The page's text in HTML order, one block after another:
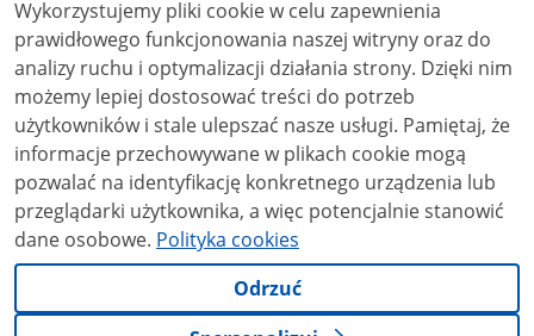
niekomercyjne - bez utworów zależnych 4.0 (CC BY-
NC-ND 4.0), o ile nie jest to stwierdzone inaczej.
Wykorzystujemy pliki cookie w celu zapewnienia
prawidłowego funkcjonowania naszej witryny oraz do
analizy ruchu i optymalizacji działania strony. Dzięki nim
możemy lepiej dostosować treści do potrzeb
użytkowników i stale ulepszać nasze usługi. Pamiętaj, że
informacje przechowywane w plikach cookie mogą
pozwalać na identyfikację konkretnego urządzenia lub
przeglądarki użytkownika, a więc potencjalnie stanowić
dane osobowe. Polityka cookies
Odrzuć